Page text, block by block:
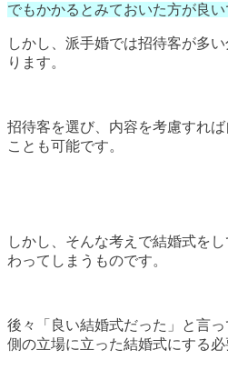
でもかかるとみておいた方が良い
しかし、派手婚では招待客が多
ります。
招待客を選び、内容を考慮すれ
ことも可能です。
しかし、そんな考えで結婚式を
わってしまうものです。
後々「良い結婚式だった」と言
側の立場に立った結婚式にする必